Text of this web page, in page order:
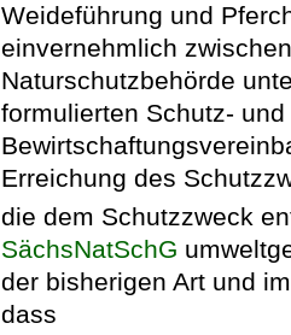
Weideführung und
einvernehmlich
Naturschutzbehörde
formulierten Schutz-
Erreichung des
die dem Schutzzweck
SächsNatSchG
der bisherigen Art und
dass